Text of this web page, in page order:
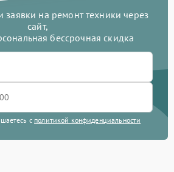
на ремонт техники через
сайт,
бессрочная скидка
с политикой конфиденциальности